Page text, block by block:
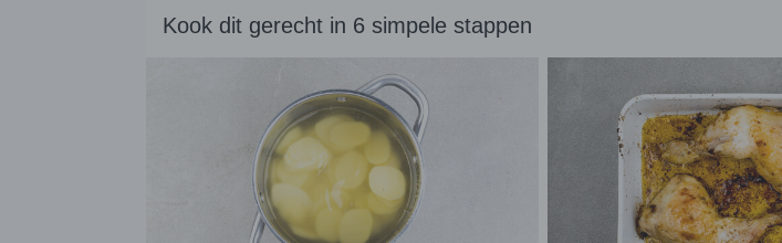
Kook dit gerecht in 6 simpele stappen